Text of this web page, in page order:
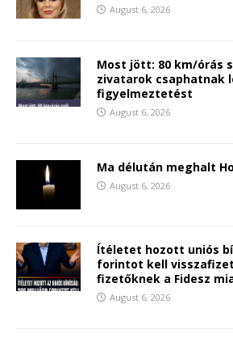
August 6, 2026
Most jött: 80 km/órás
zivatarok csaphatnak
figyelmeztetést
August 6, 2026
Ma délután meghalt
August 6, 2026
Ítéletet hozott uniós
forintot kell
fizetőknek a Fidesz
August 6, 2026